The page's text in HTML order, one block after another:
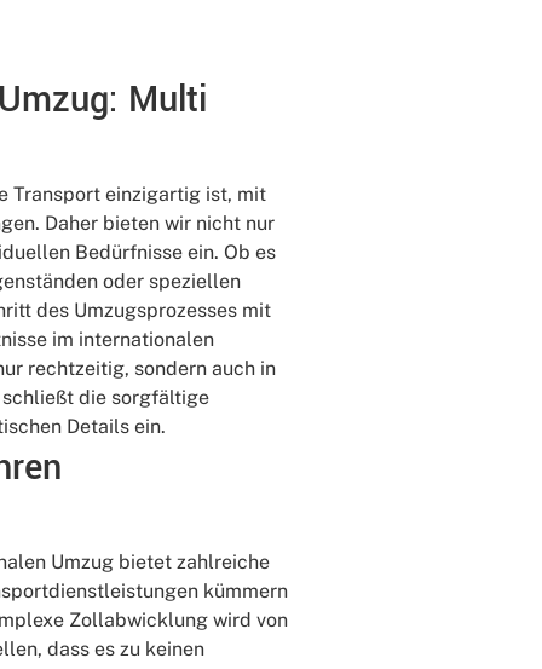
Multi
Transport einzigartig ist, mit
Daher bieten wir nicht nur
Bedürfnisse ein. Ob es
oder speziellen
des Umzugsprozesses mit
im internationalen
rechtzeitig, sondern auch in
die sorgfältige
Details ein.
Umzug bietet zahlreiche
kümmern
Zollabwicklung wird von
dass es zu keinen